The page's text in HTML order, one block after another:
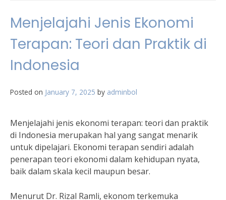
Menjelajahi Jenis Ekonomi
Terapan: Teori dan Praktik di
Indonesia
Posted on January 7, 2025 by adminbol
Menjelajahi jenis ekonomi terapan: teori dan praktik
di Indonesia merupakan hal yang sangat menarik
untuk dipelajari. Ekonomi terapan sendiri adalah
penerapan teori ekonomi dalam kehidupan nyata,
baik dalam skala kecil maupun besar.
Menurut Dr. Rizal Ramli, ekonom terkemuka